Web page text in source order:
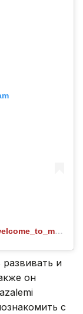
Публикация от Mädeni Media Joba (@welcome_to_martuk)
и
он
с